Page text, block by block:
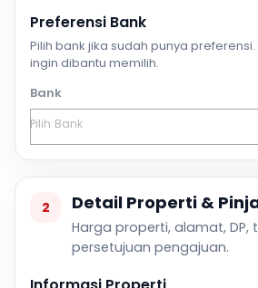
Preferensi Bank
Pilih bank jika sudah punya
ingin dibantu memilih.
Bank
2 Detail Properti &
Harga properti, alamat, DP,
persetujuan pengajuan.